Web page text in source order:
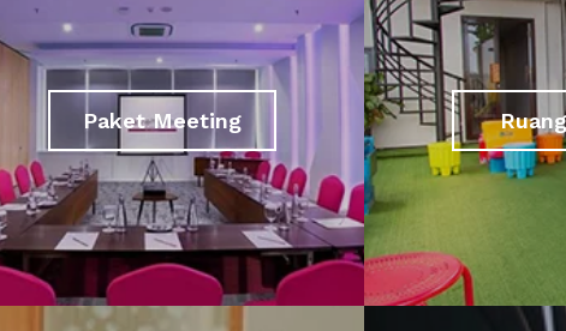
Paket Meeting